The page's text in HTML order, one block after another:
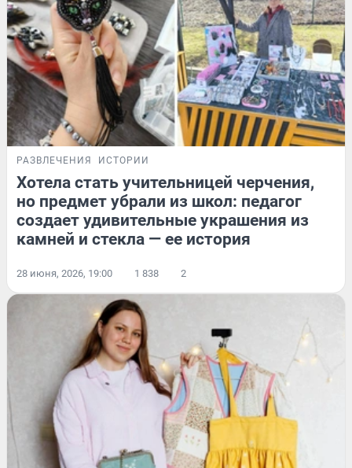
РАЗВЛЕЧЕНИЯ ИСТОРИИ
Хотела стать учительницей черчения,
но предмет убрали из школ: педагог
создает удивительные украшения из
камней и стекла — ее история
28 июня, 2026, 19:00 1 838 2